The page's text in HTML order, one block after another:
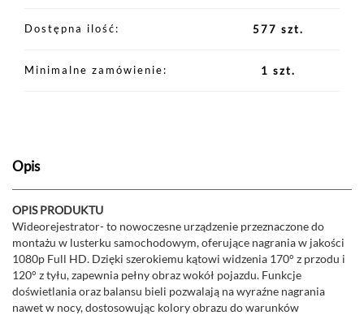
Dostępna ilość 577 szt.
Minimalne zamówienie 1 szt.
Opis
OPIS PRODUKTU
Wideorejestrator- to nowoczesne urządzenie przeznaczone do
montażu w lusterku samochodowym, oferujące nagrania w jakości
1080p Full HD. Dzięki szerokiemu kątowi widzenia 170° z przodu i
120° z tyłu, zapewnia pełny obraz wokół pojazdu. Funkcje
doświetlania oraz balansu bieli pozwalają na wyraźne nagrania
nawet w nocy, dostosowując kolory obrazu do warunków